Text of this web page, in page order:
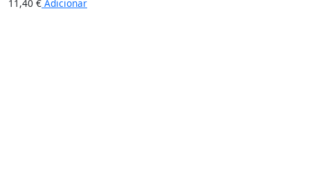
11,40 € Adicionar